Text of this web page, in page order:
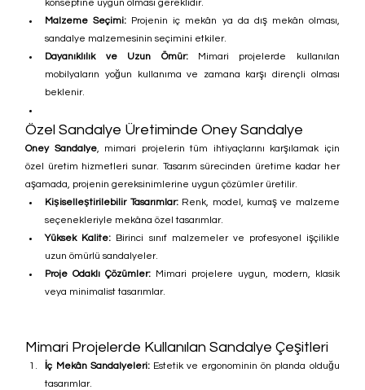
konseptine uygun olması gereklidir.
Malzeme Seçimi: Projenin iç mekân ya da dış mekân olması,
sandalye malzemesinin seçimini etkiler.
Dayanıklılık ve Uzun Ömür: Mimari projelerde kullanılan
mobilyaların yoğun kullanıma ve zamana karşı dirençli olması
beklenir.
Özel Sandalye Üretiminde Oney Sandalye
Oney Sandalye, mimari projelerin tüm ihtiyaçlarını karşılamak için
özel üretim hizmetleri sunar. Tasarım sürecinden üretime kadar her
aşamada, projenin gereksinimlerine uygun çözümler üretilir.
Kişiselleştirilebilir Tasarımlar: Renk, model, kumaş ve malzeme
seçenekleriyle mekâna özel tasarımlar.
Yüksek Kalite: Birinci sınıf malzemeler ve profesyonel işçilikle
uzun ömürlü sandalyeler.
Proje Odaklı Çözümler: Mimari projelere uygun, modern, klasik
veya minimalist tasarımlar.
Mimari Projelerde Kullanılan Sandalye Çeşitleri
İç Mekân Sandalyeleri: Estetik ve ergonominin ön planda olduğu
tasarımlar.